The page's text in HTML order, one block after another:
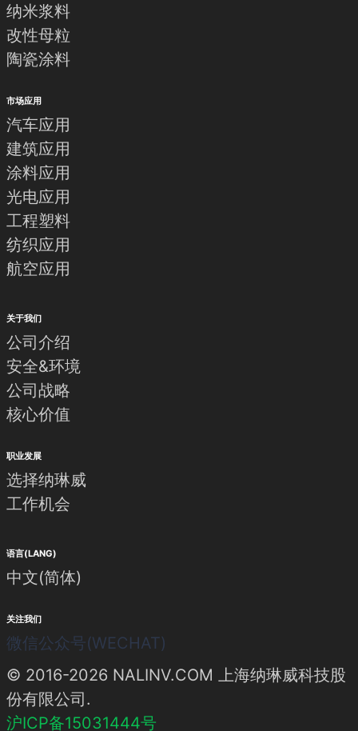
纳米浆料
改性母粒
陶瓷涂料
市场应用
汽车应用
建筑应用
涂料应用
光电应用
工程塑料
纺织应用
航空应用
关于我们
公司介绍
安全&环境
公司战略
核心价值
职业发展
选择纳琳威
工作机会
语言(LANG)
中文(简体)
关注我们
微信公众号(WECHAT)
© 2016-2026 NALINV.COM 上海纳琳威科技股
份有限公司.
沪ICP备15031444号